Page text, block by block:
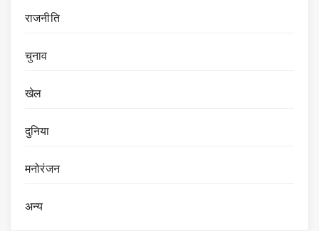
राजनीति
चुनाव
खेल
दुनिया
मनोरंजन
अन्य